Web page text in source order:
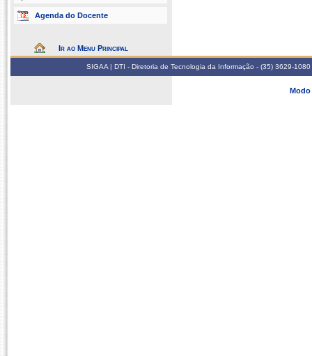
Agenda do Docente
Ir ao Menu Principal
SIGAA | DTI - Diretoria de Tecnologia da Informação - (35) 3629-
Modo